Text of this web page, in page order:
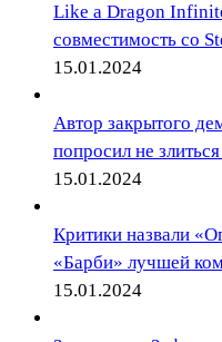
Like a Dragon
совместимость со
15.01.2024
Автор закрытого
попросил не
15.01.2024
Критики назвали
«Барби» лучшей
15.01.2024